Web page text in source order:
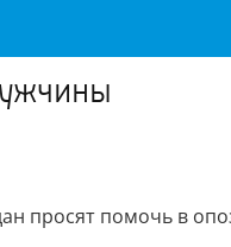
просят помочь в